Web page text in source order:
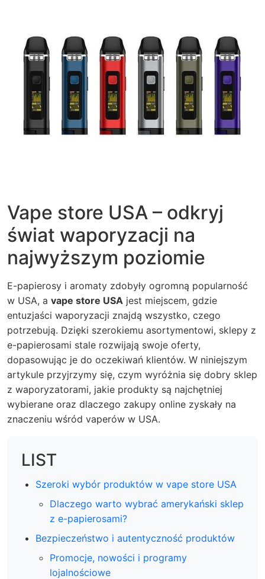
Vape store USA – odkryj
świat waporyzacji na
najwyższym poziomie
E-papierosy i aromaty zdobyły ogromną popularność
w USA, a vape store USA jest miejscem, gdzie
entuzjaści waporyzacji znajdą wszystko, czego
potrzebują. Dzięki szerokiemu asortymentowi, sklepy z
e-papierosami stale rozwijają swoje oferty,
dopasowując je do oczekiwań klientów. W niniejszym
artykule przyjrzymy się, czym wyróżnia się dobry sklep
z waporyzatorami, jakie produkty są najchętniej
wybierane oraz dlaczego zakupy online zyskały na
znaczeniu wśród vaperów w USA.
LIST
Szeroki wybór produktów w vape store USA
Dlaczego warto wybrać amerykański sklep
z e-papierosami?
Bezpieczeństwo i autentyczność produktów
Promocje, nowości i programy
lojalnościowe